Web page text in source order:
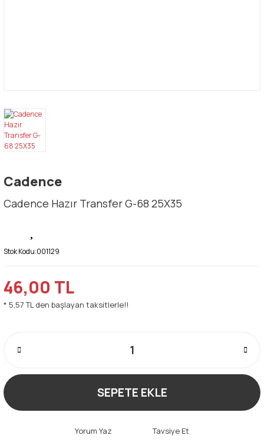
Cadence
Cadence Hazır Transfer G-68 25X35
Stok Kodu:001129
46,00 TL
* 5,57 TL den başlayan taksitlerle!!
SEPETE EKLE
Yorum Yaz Tavsiye Et